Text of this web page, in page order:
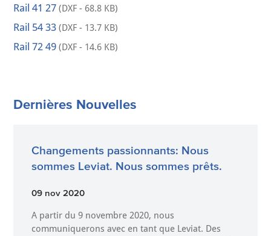
Rail 41 27 (DXF - 68.8 KB)
Rail 54 33 (DXF - 13.7 KB)
Rail 72 49 (DXF - 14.6 KB)
Dernières Nouvelles
Changements passionnants: Nous
sommes Leviat. Nous sommes prêts.
09 nov 2020
A partir du 9 novembre 2020, nous
communiquerons avec en tant que Leviat. Des